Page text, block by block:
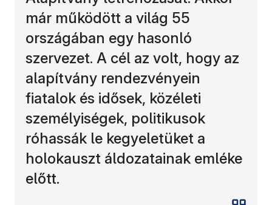
már működött a világ 55
országában egy hasonló
szervezet. A cél az volt, hogy az
alapítvány rendezvényein
fiatalok és idősek, közéleti
személyiségek, politikusok
róhassák le kegyeletüket a
holokauszt áldozatainak emléke
előtt.